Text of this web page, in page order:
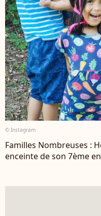
© Instagram
Familles Nombreuses :
enceinte de son 7ème